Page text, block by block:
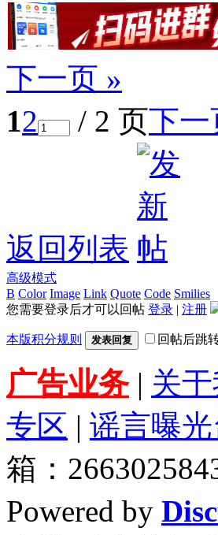
下一页 »
12 / 2 页下一
返回列表
高级模式
B Color Image Link Quote Code Smilies
您需要登录后才可以回帖 登录 | 注册
本版积分规则 发表回复 回帖后跳
广告业务| 关
专区 | 谣言曝光
箱：
Powered by